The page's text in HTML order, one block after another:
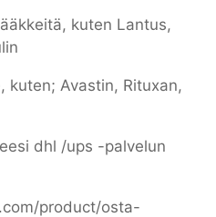
kuten Lantus,
kuten; Avastin, Rituxan,
dhl /ups -palvelun
product/osta-